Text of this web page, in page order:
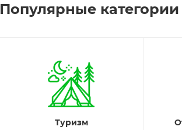
Популярные категории
Туризм